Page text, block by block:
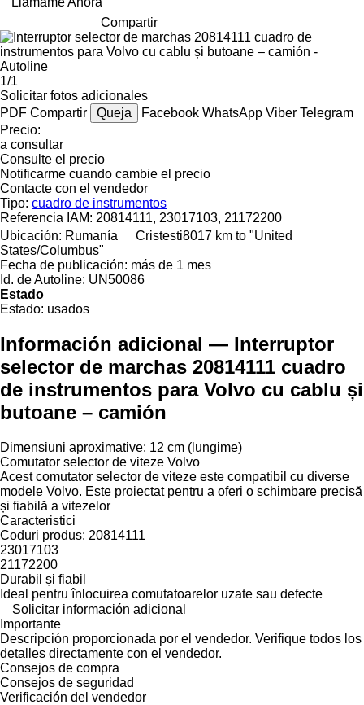
Compartir
1/1
Solicitar fotos adicionales
PDF Compartir Queja Facebook WhatsApp Viber Telegram
Precio:
a consultar
Consulte el precio
Notificarme cuando cambie el precio
Contacte con el vendedor
Tipo: cuadro de instrumentos
Referencia IAM: 20814111, 23017103, 21172200
Ubicación: Rumanía Cristesti8017 km to "United
States/Columbus"
Fecha de publicación: más de 1 mes
Id. de Autoline: UN50086
Estado
Estado: usados
Información adicional — Interruptor
selector de marchas 20814111 cuadro
de instrumentos para Volvo cu cablu și
butoane – camión
Dimensiuni aproximative: 12 cm (lungime)
Comutator selector de viteze Volvo
Acest comutator selector de viteze este compatibil cu diverse
modele Volvo. Este proiectat pentru a oferi o schimbare precisă
și fiabilă a vitezelor
Caracteristici
Coduri produs: 20814111
23017103
21172200
Durabil și fiabil
Ideal pentru înlocuirea comutatoarelor uzate sau defecte
Solicitar información adicional
Importante
Descripción proporcionada por el vendedor. Verifique todos los
detalles directamente con el vendedor.
Consejos de compra
Consejos de seguridad
Verificación del vendedor